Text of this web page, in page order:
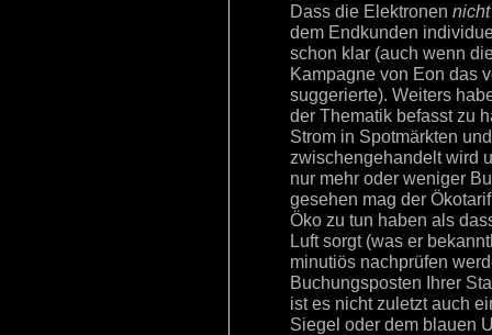
Dass die Elektronen nicht
dem Endkunden
schon klar (auch wenn
Kampagne von Eon das
suggerierte). Weiters
der Thematik befasst zu
Strom in Spotmärkten
zwischengehandelt wird
nur mehr oder weniger
gesehen mag der
Öko zu tun haben als
Luft sorgt (was er
minutiös nachprüfen
Buchungsposten Ihrer
ist es nicht zuletzt auch
Siegel oder dem blauen